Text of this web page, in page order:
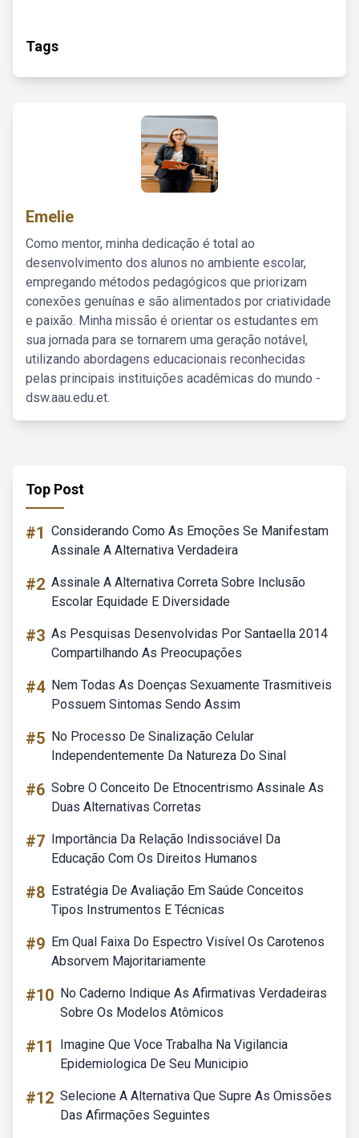
Tags
Emelie
Como mentor, minha dedicação é total ao
desenvolvimento dos alunos no ambiente escolar,
empregando métodos pedagógicos que priorizam
conexões genuínas e são alimentados por criatividade
e paixão. Minha missão é orientar os estudantes em
sua jornada para se tornarem uma geração notável,
utilizando abordagens educacionais reconhecidas
pelas principais instituições acadêmicas do mundo -
dsw.aau.edu.et.
Top Post
#1 Considerando Como As Emoções Se Manifestam
Assinale A Alternativa Verdadeira
#2 Assinale A Alternativa Correta Sobre Inclusão
Escolar Equidade E Diversidade
#3 As Pesquisas Desenvolvidas Por Santaella 2014
Compartilhando As Preocupações
#4 Nem Todas As Doenças Sexuamente Trasmitiveis
Possuem Sintomas Sendo Assim
#5 No Processo De Sinalização Celular
Independentemente Da Natureza Do Sinal
#6 Sobre O Conceito De Etnocentrismo Assinale As
Duas Alternativas Corretas
#7 Importância Da Relação Indissociável Da
Educação Com Os Direitos Humanos
#8 Estratégia De Avaliação Em Saúde Conceitos
Tipos Instrumentos E Técnicas
#9 Em Qual Faixa Do Espectro Visível Os Carotenos
Absorvem Majoritariamente
#10 No Caderno Indique As Afirmativas Verdadeiras
Sobre Os Modelos Atômicos
#11
Imagine Que Voce Trabalha Na Vigilancia
Epidemiologica De Seu Municipio
#12 Selecione A Alternativa Que Supre As Omissões
Das Afirmações Seguintes